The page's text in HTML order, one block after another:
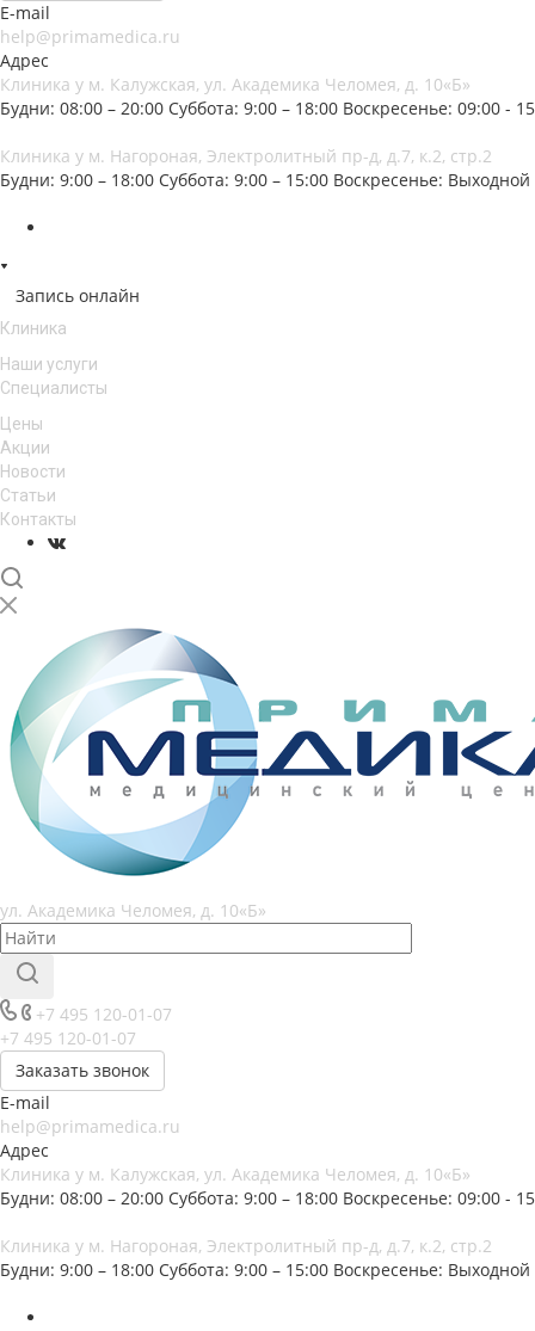
E-mail
help@primamedica.ru
Адрес
Клиника у м. Калужская, ул. Академика Челомея, д. 10«Б»
Будни: 08:00 – 20:00 Суббота: 9:00 – 18:00 Воскресенье: 09:00 -
Клиника у м. Нагороная, Электролитный пр-д, д.7, к.2, стр.2
Будни: 9:00 – 18:00 Суббота: 9:00 – 15:00 Воскресенье: Выходной
Запись онлайн
Клиника
Наши услуги
Специалисты
Цены
Акции
Новости
Статьи
Контакты
ул. Академика Челомея, д. 10«Б»
+7 495 120-01-07
+7 495 120-01-07
Заказать звонок
E-mail
help@primamedica.ru
Адрес
Клиника у м. Калужская, ул. Академика Челомея, д. 10«Б»
Будни: 08:00 – 20:00 Суббота: 9:00 – 18:00 Воскресенье: 09:00 -
Клиника у м. Нагороная, Электролитный пр-д, д.7, к.2, стр.2
Будни: 9:00 – 18:00 Суббота: 9:00 – 15:00 Воскресенье: Выходной